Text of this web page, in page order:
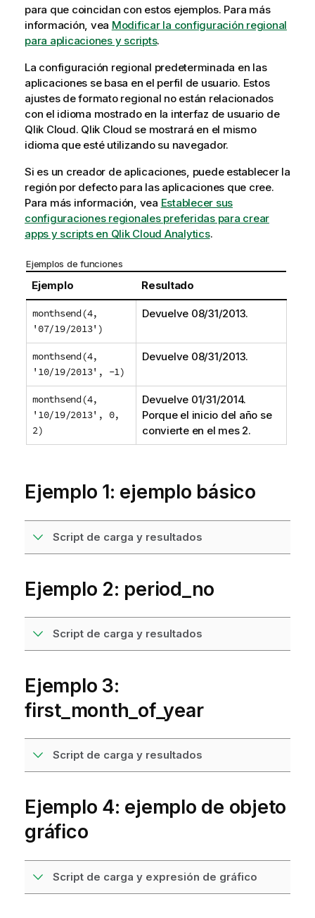
para que coincidan con estos ejemplos. Para más
información, vea Modificar la configuración regional
para aplicaciones y scripts.
La configuración regional predeterminada en las
aplicaciones se basa en el perfil de usuario. Estos
ajustes de formato regional no están relacionados
con el idioma mostrado en la interfaz de usuario de
Qlik Cloud. Qlik Cloud se mostrará en el mismo
idioma que esté utilizando su navegador.
Si es un creador de aplicaciones, puede establecer la
región por defecto para las aplicaciones que cree.
Para más información, vea Establecer sus
configuraciones regionales preferidas para crear
apps y scripts en Qlik Cloud Analytics.
Ejemplos de funciones
Ejemplo Resultado
monthsend(4,
'07/19/2013')
Devuelve 08/31/2013.
monthsend(4,
'10/19/2013', -1)
Devuelve 08/31/2013.
monthsend(4,
'10/19/2013', 0,
2)
Devuelve 01/31/2014.
Porque el inicio del año se
convierte en el mes 2.
Ejemplo 1: ejemplo básico
Script de carga y resultados
Ejemplo 2: period_no
Script de carga y resultados
Ejemplo 3:
first_month_of_year
Script de carga y resultados
Ejemplo 4: ejemplo de objeto
gráfico
Script de carga y expresión de gráfico